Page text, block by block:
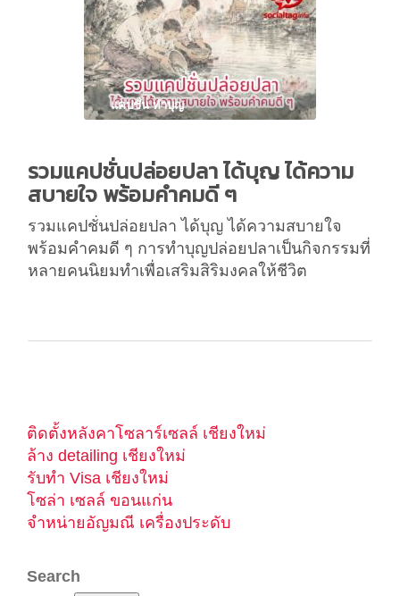
แคปชั่น ทำบุญ
รวมแคปชั่นปล่อยปลา ได้บุญ ได้ความ
สบายใจ พร้อมคำคมดี ๆ
รวมแคปชั่นปล่อยปลา ได้บุญ ได้ความสบายใจ
พร้อมคำคมดี ๆ การทำบุญปล่อยปลาเป็นกิจกรรมที่
หลายคนนิยมทำเพื่อเสริมสิริมงคลให้ชีวิต
ติดตั้งหลังคาโซลาร์เซลล์ เชียงใหม่
ล้าง detailing เชียงใหม่
รับทำ Visa เชียงใหม่
โซล่า เซลล์ ขอนแก่น
จำหน่ายอัญมณี เครื่องประดับ
Search